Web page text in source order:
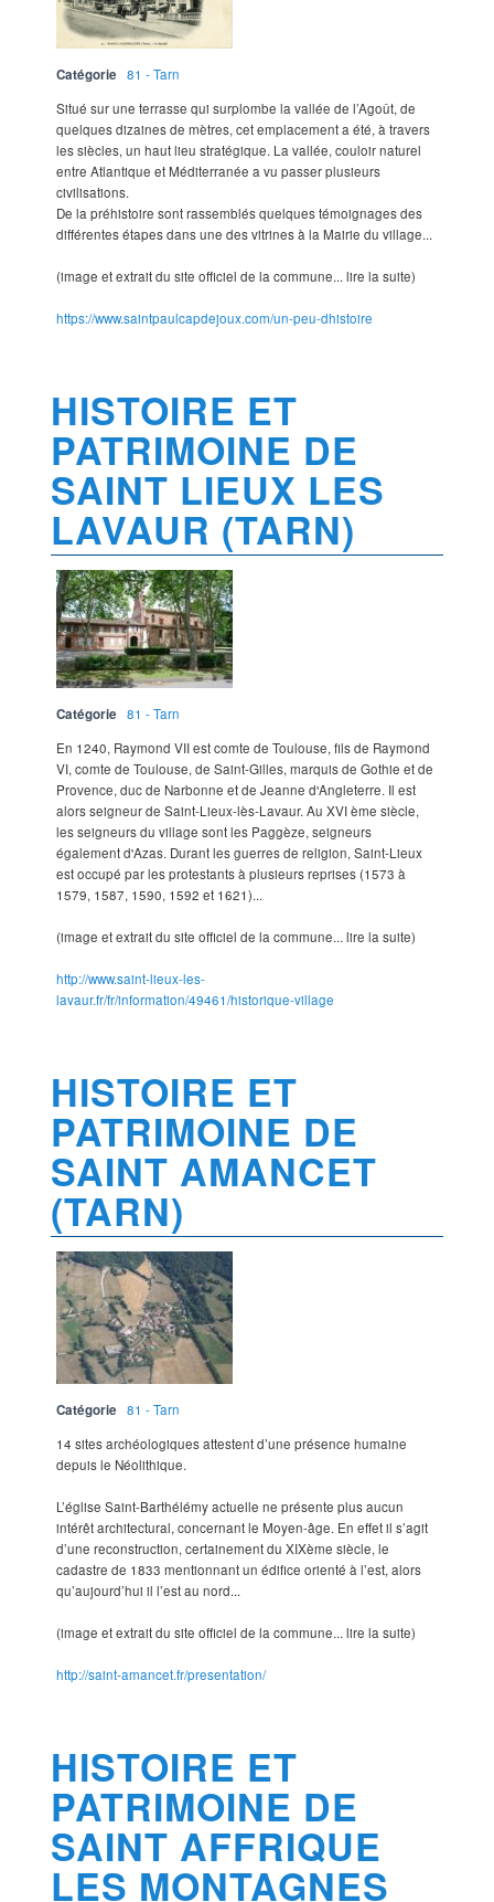
Catégorie
81 - Tarn
Situé sur une terrasse qui surplombe la vallée de l’Agoût, de
quelques dizaines de mètres, cet emplacement a été, à travers
les siècles, un haut lieu stratégique. La vallée, couloir naturel
entre Atlantique et Méditerranée a vu passer plusieurs
civilisations.
De la préhistoire sont rassemblés quelques témoignages des
différentes étapes dans une des vitrines à la Mairie du village...
(image et extrait du site officiel de la commune... lire la suite)
https://www.saintpaulcapdejoux.com/un-peu-dhistoire
HISTOIRE ET
PATRIMOINE DE
SAINT LIEUX LES
LAVAUR (TARN)
Catégorie
81 - Tarn
En 1240, Raymond VII est comte de Toulouse, fils de Raymond
VI, comte de Toulouse, de Saint-Gilles, marquis de Gothie et de
Provence, duc de Narbonne et de Jeanne d'Angleterre. Il est
alors seigneur de Saint-Lieux-lès-Lavaur. Au XVI ème siècle,
les seigneurs du village sont les Paggèze, seigneurs
également d'Azas. Durant les guerres de religion, Saint-Lieux
est occupé par les protestants à plusieurs reprises (1573 à
1579, 1587, 1590, 1592 et 1621)...
(image et extrait du site officiel de la commune... lire la suite)
http://www.saint-lieux-les-
lavaur.fr/fr/information/49461/historique-village
HISTOIRE ET
PATRIMOINE DE
SAINT AMANCET
(TARN)
Catégorie
81 - Tarn
14 sites archéologiques attestent d’une présence humaine
depuis le Néolithique.
L’église Saint-Barthélémy actuelle ne présente plus aucun
intérêt architectural, concernant le Moyen-âge. En effet il s’agit
d’une reconstruction, certainement du XIXème siècle, le
cadastre de 1833 mentionnant un édifice orienté à l’est, alors
qu’aujourd’hui il l’est au nord...
(image et extrait du site officiel de la commune... lire la suite)
http://saint-amancet.fr/presentation/
HISTOIRE ET
PATRIMOINE DE
SAINT AFFRIQUE
LES MONTAGNES